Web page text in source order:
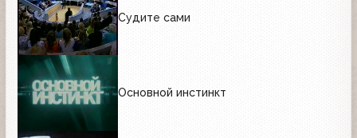
Судите сами
Основной инстинкт